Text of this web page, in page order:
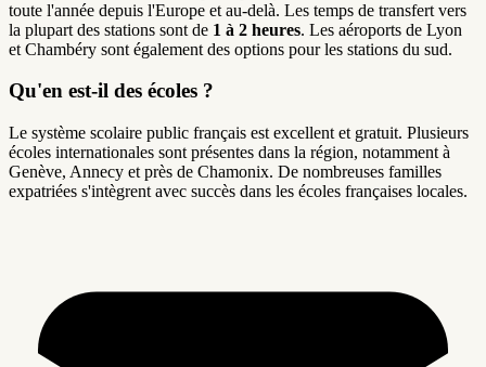
toute l'année depuis l'Europe et au-delà. Les temps de transfert vers
la plupart des stations sont de 1 à 2 heures. Les aéroports de Lyon
et Chambéry sont également des options pour les stations du sud.
Qu'en est-il des écoles ?
Le système scolaire public français est excellent et gratuit. Plusieurs
écoles internationales sont présentes dans la région, notamment à
Genève, Annecy et près de Chamonix. De nombreuses familles
expatriées s'intègrent avec succès dans les écoles françaises locales.